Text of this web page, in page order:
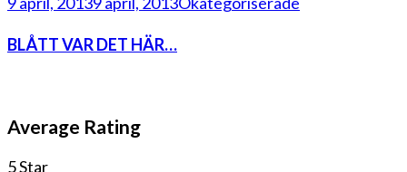
BLÅTT VAR DET HÄR…
Average Rating
5 Star